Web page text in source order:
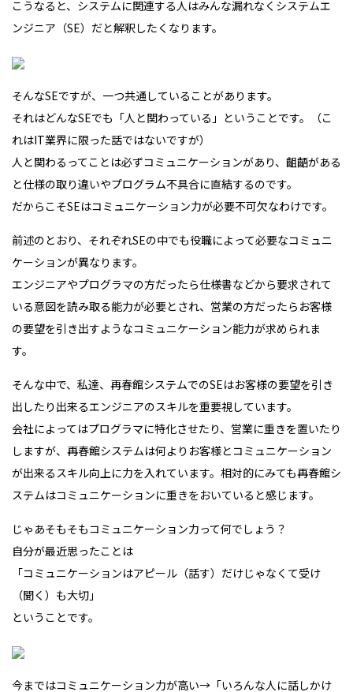
こうなると、システムに関連する人はみんな漏れなくシステムエ
ンジニア（SE）だと解釈したくなります。
そんなSEですが、一つ共通していることがあります。
それはどんなSEでも「人と関わっている」ということです。（こ
れはIT業界に限った話ではないですが）
人と関わるってことは必ずコミュニケーションがあり、齟齬がある
と仕様の取り違いやプログラム不具合に直結するのです。
だからこそSEはコミュニケーション力が必要不可欠なわけです。
前述のとおり、それぞれSEの中でも役職によって必要なコミュニ
ケーションが異なります。
エンジニアやプログラマの方だったら仕様書などから要求されて
いる意図を読み取る能力が必要とされ、営業の方だったらお客様
の要望を引き出すようなコミュニケーション能力が求められま
す。
そんな中で、私達、再春館システムでのSEはお客様の要望を引き
出したり出来るエンジニアのスキルを重要視しています。
会社によってはプログラマに特化させたり、営業に重きを置いたり
しますが、再春館システムは何よりお客様とコミュニケーション
が出来るスキル向上に力を入れています。相対的にみても再春館シ
ステムはコミュニケーションに重きをおいていると感じます。
じゃあそもそもコミュニケーション力って何でしょう？
自分が最近思ったことは
「コミュニケーションはアピール（話す）だけじゃなくて受け
（聞く）も大切」
ということです。
今まではコミュニケーション力が高い→「いろんな人に話しかけ